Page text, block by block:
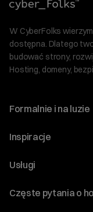
W CyberFolks
dostępna. Dlatego
budować strony,
Hosting, domeny,
Formalnie i na luzie
O nas
Program Korzyści dla
Regulaminy i
Inspiracje
Blog
WordPress
Usługi
Domeny
Częste pytania o